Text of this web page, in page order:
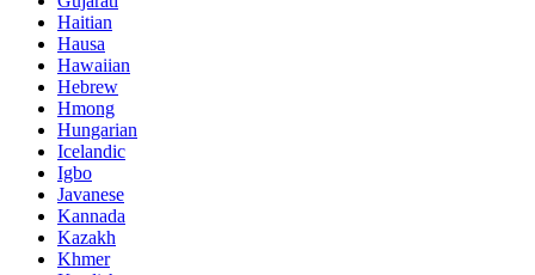
Haitian
Hausa
Hawaiian
Hebrew
Hmong
Hungarian
Icelandic
Igbo
Javanese
Kannada
Kazakh
Khmer